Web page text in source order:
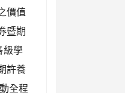
價值
暨期
級學
許養
全程